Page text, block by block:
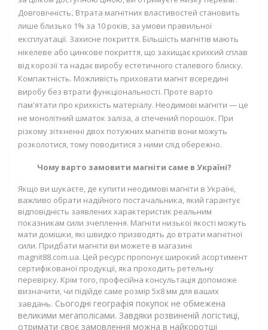
Довговічність. Втрата магнітних властивостей становить
лише близько 1% за 10 років, за умови правильної
експлуатації. Захисне покриття. Більшість магнітів мають
нікелеве або цинкове покриття, що захищає крихкий сплав
від корозії та надає виробу естетичного сталевого блиску.
Компактність. Можливість приховати магніт всередині
виробу без втрати функціональності. Проте варто
пам'ятати про крихкість матеріалу. Неодимові магніти — це
не монолітний шматок заліза, а спечений порошок. При
різкому зіткненні двох потужних магнітів вони можуть
розколотися, тому поводитися з ними слід обережно.
Чому варто замовити магніти саме в Україні?
Якщо ви шукаєте, де купити неодимові магніти в Україні,
важливо обрати надійного постачальника, який гарантує
відповідність заявлених характеристик реальним
показникам сили зчеплення. Магніти низької якості можуть
мати домішки, які швидко призводять до втрати магнітної
сили. Придбати магніти ви можете в магазині
magnit88.com.ua. Цей ресурс пропонує широкий асортимент
сертифікованої продукції, яка проходить ретельну
перевірку. Крім того, професійна консультація допоможе
визначити, чи підійде саме розмір 5х8 мм для ваших
завдань. Сьогодні географія покупок не обмежена
великими мегаполісами. Завдяки розвиненій логістиці,
отримати своє замовлення можна в найкоротші